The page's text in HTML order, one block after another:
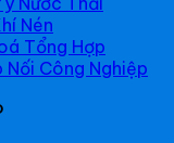
Nén
Tổng Hợp
Nối Công Nghiệp